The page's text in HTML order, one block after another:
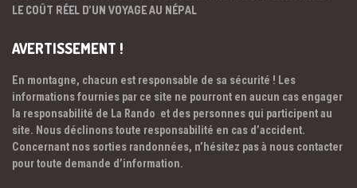
LE COÛT RÉEL D’UN VOYAGE AU NÉPAL
AVERTISSEMENT !
En montagne, chacun est responsable de sa sécurité ! Les
informations fournies par ce site ne pourront en aucun cas engager
la responsabilité de La Rando et des personnes qui participent au
site. Nous déclinons toute responsabilité en cas d’accident.
Concernant nos sorties randonnées, n’hésitez pas à nous contacter
pour toute demande d’information.